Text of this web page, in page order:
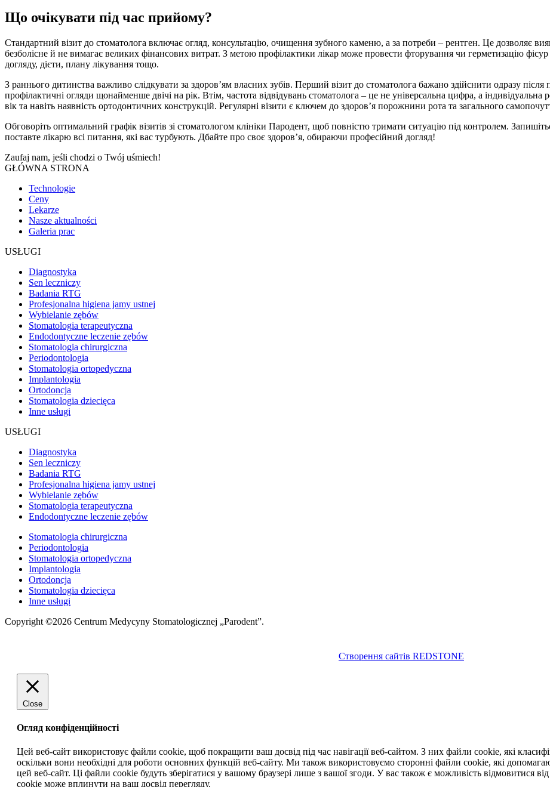
Що очікувати під час прийому?
Стандартний візит до стоматолога включає огляд, консультацію, очищення зубного каменю, а за потреби – рентген. Це дозволяє
безболісне й не вимагає великих фінансових витрат. З метою профілактики лікар може провести фторування чи герметизацію
догляду, дієти, плану лікування тощо.
З раннього дитинства важливо слідкувати за здоров’ям власних зубів. Перший візит до стоматолога бажано здійснити одразу
профілактичні огляди щонайменше двічі на рік. Втім, частота відвідувань стоматолога – це не універсальна цифра, а
вік та навіть наявність ортодонтичних конструкцій. Регулярні візити є ключем до здоров’я порожнини рота та загального
Обговоріть оптимальний графік візитів зі стоматологом клініки Пародент, щоб повністю тримати ситуацію під контролем.
поставте лікарю всі питання, які вас турбують. Дбайте про своє здоров’я, обираючи професійний догляд!
Zaufaj nam, jeśli chodzi o Twój uśmiech!
GŁÓWNA STRONA
Technologie
Ceny
Lekarze
Nasze aktualności
Galeria prac
USŁUGI
Diagnostyka
Sen leczniczy
Badania RTG
Profesjonalna higiena jamy ustnej
Wybielanie zębów
Stomatologia terapeutyczna
Endodontyczne leczenie zębów
Stomatologia chirurgiczna
Periodontologia
Stomatologia ortopedyczna
Implantologia
Ortodoncja
Stomatologia dziecięca
Inne usługi
USŁUGI
Diagnostyka
Sen leczniczy
Badania RTG
Profesjonalna higiena jamy ustnej
Wybielanie zębów
Stomatologia terapeutyczna
Endodontyczne leczenie zębów
Stomatologia chirurgiczna
Periodontologia
Stomatologia ortopedyczna
Implantologia
Ortodoncja
Stomatologia dziecięca
Inne usługi
Copyright ©2026 Centrum Medycyny Stomatologicznej „Parodent”.
Створення сайтів REDSTONE
Close
Огляд конфіденційності
Цей веб-сайт використовує файли cookie, щоб покращити ваш досвід під час навігації веб-сайтом. З них файли cookie, які
оскільки вони необхідні для роботи основних функцій веб-сайту. Ми також використовуємо сторонні файли cookie, які
цей веб-сайт. Ці файли cookie будуть зберігатися у вашому браузері лише з вашої згоди. У вас також є можливість відмовитися
cookie може вплинути на ваш досвід перегляду.